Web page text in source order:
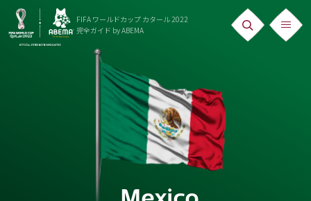
FIFA ワールドカップ カタール 2022
完全ガイド by ABEMA